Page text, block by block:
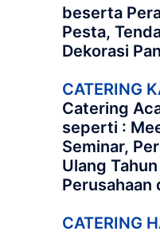
beserta
Pesta,
Dekorasi
CATERING
Catering
seperti :
Seminar,
Ulang Tahun
Perusahaan
CATERING